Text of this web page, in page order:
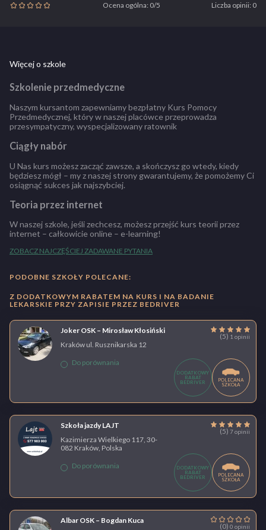
Ocena ogólna: 0/5 Liczba opinii: 0
Więcej o szkole
Szkolenie przedmedyczne
Naszym kursantom zapewniamy bezpłatny Kurs Pomocy
Przedmedycznej, który w naszej placówce przeprowadza
przesympatyczny, wyspecjalizowany ratownik
Ciągły nabór
U Nas kurs możesz zacząć zawsze, a skończysz go wtedy, kiedy
będziesz mógł – my z naszej strony gwarantujemy, że pomożemy Ci
osiągnąć sukces jak najszybciej.
Teoria przez internet
W naszej szkole, jeśli zechcesz, możesz przejść kurs teorii przez
internet – całkowicie online – e-learning!
ZOBACZ NAJCZĘŚCIEJ ZADAWANE PYTANIA
PODOBNE SZKOŁY POLECANE:
Z DODATKOWYM RABATEM NA KURS I NA BADANIE
LEKARSKIE PRZY ZAPISIE PRZEZ BEDRIVER
Joker OSK – Mirosław Kłosiński
(5) 1 opinii
Kraków ul. Rusznikarska 12
Do porównania
DODATKOWY
RABAT
BEDRIVER
POLECANA
SZKOŁA
Szkoła jazdy LAJT
(5) 7 opinii
Kazimierza Wielkiego 117, 30-
082 Kraków, Polska
Do porównania
DODATKOWY
RABAT
BEDRIVER
POLECANA
SZKOŁA
Albar OSK – Bogdan Kuca
(0) 0 opinii